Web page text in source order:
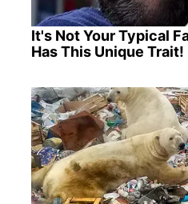
It's Not Your Typical
Has This Unique Trait!